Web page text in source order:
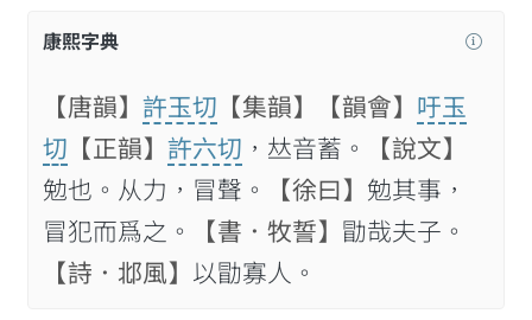
康熙字典
【唐韻】 許玉切 【集韻】 【韻會】 吁玉
切 【正韻】 許六切 ，𠀤音蓄。
【說文】
勉也。从力，冒聲。
【徐曰】 勉其事，
冒犯而爲之。
【書．牧誓】 勖哉夫子。
【詩．邶風】 以勖寡人。